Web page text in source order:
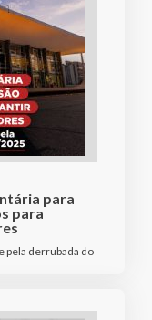
para
para
pela derrubada do